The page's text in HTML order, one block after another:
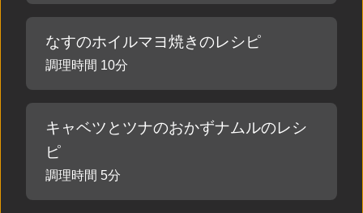
なすのホイルマヨ焼きのレシピ
調理時間 10分
キャベツとツナのおかずナムルのレシ
ピ
調理時間 5分